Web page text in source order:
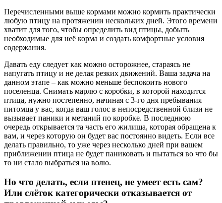
Перечисленными выше кормами можно кормить практически
любую птицу на протяжении нескольких дней. Этого времени
хватит для того, чтобы определить вид птицы, добыть
необходимые для неё корма и создать комфортные условия
содержания.
Давать еду следует как можно осторожнее, стараясь не
напугать птицу и не делая резких движений. Ваша задача на
данном этапе – как можно меньше беспокоить нового
поселенца. Снимать марлю с коробки, в которой находится
птица, нужно постепенно, начиная с 3-го дня пребывания
питомца у вас, когда ваш голос в непосредственной близи не
вызывает паники и метаний по коробке. В последнюю
очередь открывается та часть его жилища, которая обращена к
вам, и через которую он будет вас постоянно видеть. Если все
делать правильно, то уже через несколько дней при вашем
приближении птица не будет паниковать и пытаться во что бы
то ни стало выбраться на волю.
Но что делать, если птенец, не умеет есть сам?
Или слёток категорически отказывается от